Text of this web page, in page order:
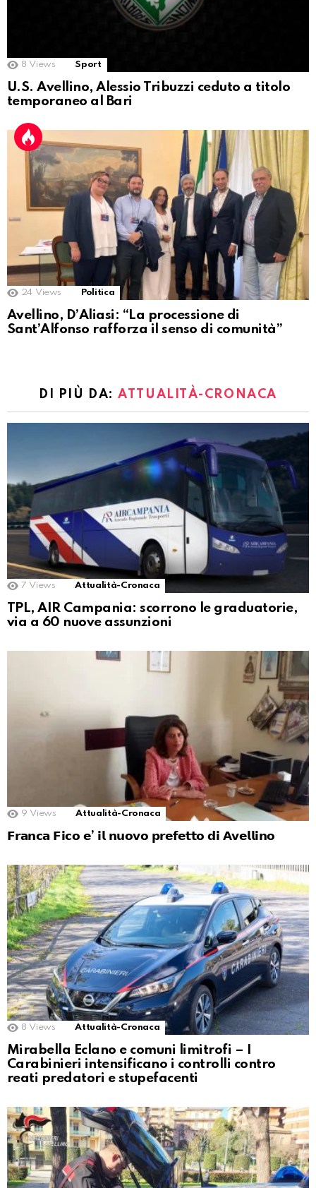
8 Views Sport
U.S. Avellino, Alessio Tribuzzi ceduto a titolo
temporaneo al Bari
24 Views Politica
Avellino, D’Aliasi: “La processione di
Sant’Alfonso rafforza il senso di comunità”
DI PIÙ DA:ATTUALITÀ-CRONACA
7 Views Attualità-Cronaca
TPL, AIR Campania: scorrono le graduatorie,
via a 60 nuove assunzioni
9 Views Attualità-Cronaca
𝗙𝗿𝗮𝗻𝗰𝗮 𝗙𝗶𝗰𝗼 𝗲’ 𝗶𝗹 𝗻𝘂𝗼𝘃𝗼 𝗽𝗿𝗲𝗳𝗲𝘁𝘁𝗼 𝗱𝗶 𝗔𝘃𝗲𝗹𝗹𝗶𝗻𝗼
8 Views Attualità-Cronaca
Mirabella Eclano e comuni limitrofi – I
Carabinieri intensificano i controlli contro
reati predatori e stupefacenti